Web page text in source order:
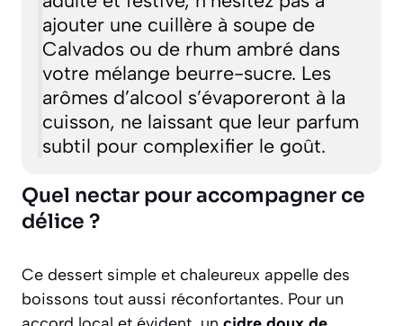
ajouter une cuillère à soupe de
Calvados ou de rhum ambré dans
votre mélange beurre-sucre. Les
arômes d’alcool s’évaporeront à la
cuisson, ne laissant que leur parfum
subtil pour complexifier le goût.
Quel nectar pour accompagner ce
délice ?
Ce dessert simple et chaleureux appelle des
boissons tout aussi réconfortantes. Pour un